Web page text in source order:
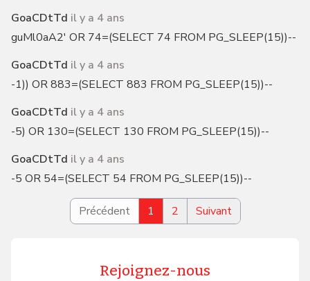
GoaCDtTd il y a 4 ans
guMl0aA2' OR 74=(SELECT 74 FROM PG_SLEEP(15))--
GoaCDtTd il y a 4 ans
-1)) OR 883=(SELECT 883 FROM PG_SLEEP(15))--
GoaCDtTd il y a 4 ans
-5) OR 130=(SELECT 130 FROM PG_SLEEP(15))--
GoaCDtTd il y a 4 ans
-5 OR 54=(SELECT 54 FROM PG_SLEEP(15))--
Précédent 1 2 Suivant
Rejoignez-nous